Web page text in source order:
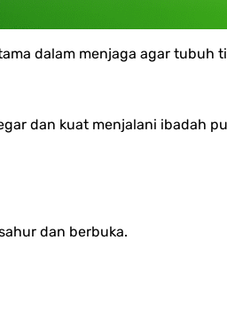
dalam menjaga agar tubuh
dan kuat menjalani ibadah
dan berbuka.